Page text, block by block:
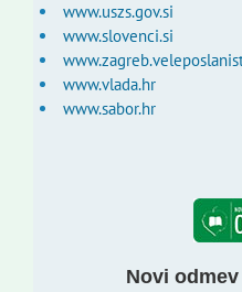
www.uszs.gov.si
www.slovenci.si
www.vlada.hr
www.sabor.hr
Novi